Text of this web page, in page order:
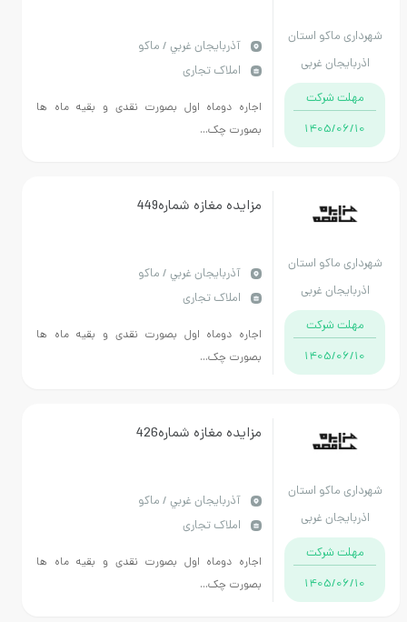
استان
غربی
آذربايجان غربي / ماکو
املاک تجاری
اجاره دوماه اول بصورت نقدی و بقیه ماه ها
بصورت چک...
استان
غربی
مزایده مغازه شماره449
آذربايجان غربي / ماکو
املاک تجاری
اجاره دوماه اول بصورت نقدی و بقیه ماه ها
بصورت چک...
استان
غربی
مزایده مغازه شماره426
آذربايجان غربي / ماکو
املاک تجاری
اجاره دوماه اول بصورت نقدی و بقیه ماه ها
بصورت چک...